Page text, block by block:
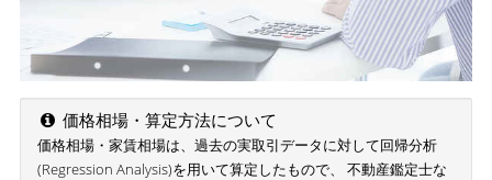
価格相場・算定方法について
価格相場・家賃相場は、過去の実取引データに対して回帰分析
(Regression Analysis)を用いて算定したもので、 不動産鑑定士な